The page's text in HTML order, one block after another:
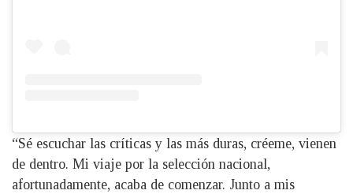
“Sé escuchar las críticas y las más duras, créeme, vienen
de dentro. Mi viaje por la selección nacional,
afortunadamente, acaba de comenzar. Junto a mis